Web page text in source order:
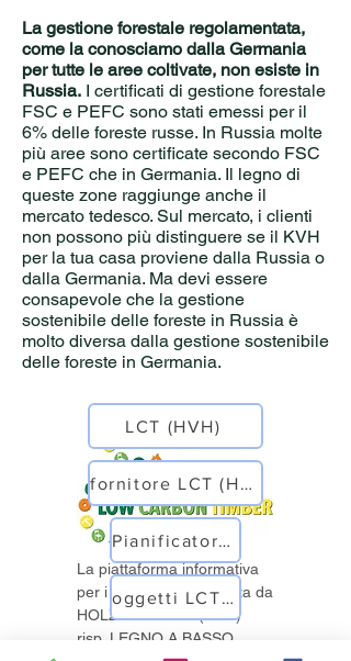
La gestione forestale regolamentata,
come la conosciamo dalla Germania
per tutte le aree coltivate, non esiste in
Russia. I certificati di gestione forestale
FSC e PEFC sono stati emessi per il
6% delle foreste russe. In Russia molte
più aree sono certificate secondo FSC
e PEFC che in Germania. Il legno di
queste zone raggiunge anche il
mercato tedesco. Sul mercato, i clienti
non possono più distinguere se il KVH
per la tua casa proviene dalla Russia o
dalla Germania. Ma devi essere
consapevole che la gestione
sostenibile delle foreste in Russia è
molto diversa dalla gestione sostenibile
delle foreste in Germania.
www.holz-kommunal.eu
La piattaforma informativa
per i comuni è pubblicata da
HOLZ VON HIER (HVH)
risp. LEGNO A BASSO
LCT (HVH)
fornitore LCT (HVH)
Pianificatore LCT (HVH)
oggetti LCT (HVH)